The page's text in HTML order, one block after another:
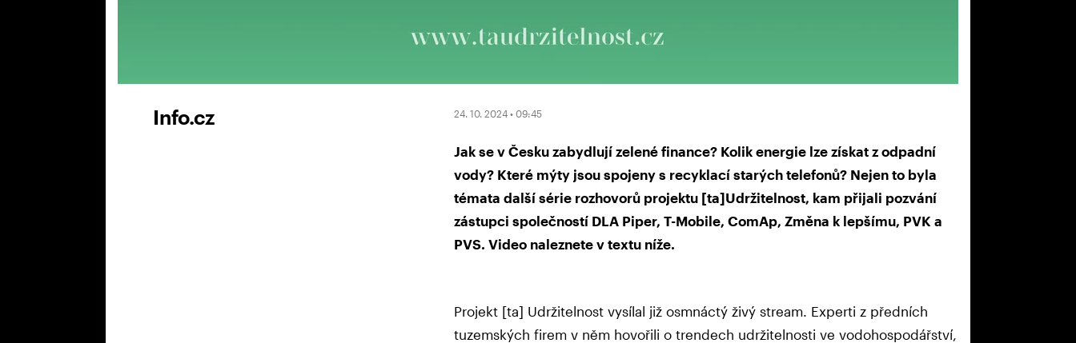
Info.cz 24. 10. 2024 • 09:45
Jak se v Česku zabydlují zelené finance? Kolik energie lze získat z odpadní
vody? Které mýty jsou spojeny s recyklací starých telefonů? Nejen to byla
témata další série rozhovorů projektu [ta]Udržitelnost, kam přijali pozvání
zástupci společností DLA Piper, T-Mobile, ComAp, Změna k lepšímu, PVK a
PVS. Video naleznete v textu níže.
Projekt [ta] Udržitelnost vysílal již osmnáctý živý stream. Experti z předních
tuzemských firem v něm hovořili o trendech udržitelnosti ve vodohospodářství,